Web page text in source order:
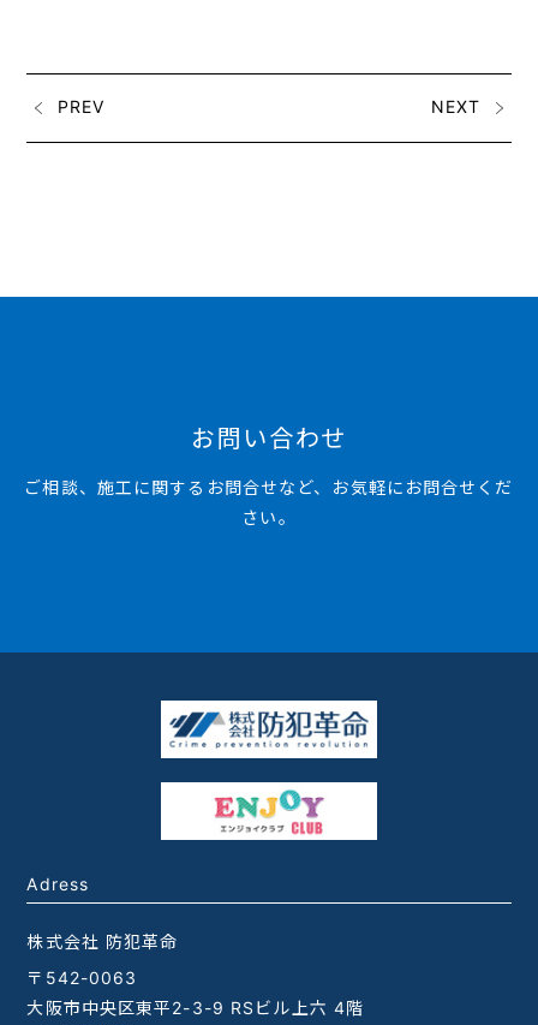
PREV NEXT
お問い合わせ
ご相談、施工に関するお問合せなど、お気軽にお問合せくだ
さい。
Adress
株式会社 防犯革命
〒542-0063
大阪市中央区東平2-3-9 RSビル上六 4階